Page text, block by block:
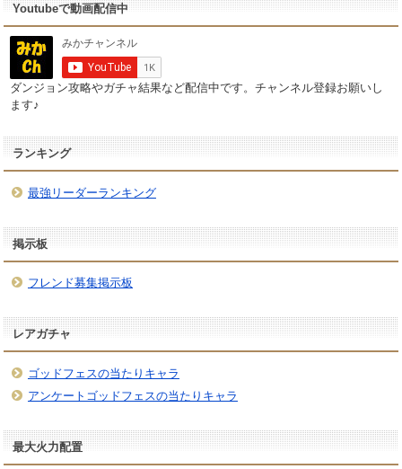
Youtubeで動画配信中
ダンジョン攻略やガチャ結果など配信中です。チャンネル登録お願いし
ます♪
ランキング
最強リーダーランキング
掲示板
フレンド募集掲示板
レアガチャ
ゴッドフェスの当たりキャラ
アンケートゴッドフェスの当たりキャラ
最大火力配置